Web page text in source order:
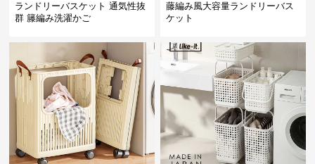
ランドリーバスケット 通気性抜
群 籐編み洗濯かご
藤編み風大容量ランドリーバス
ケット